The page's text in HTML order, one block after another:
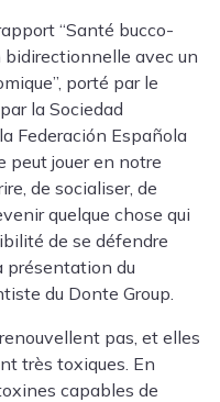
“Santé bucco-
avec un
porté par le
la Sociedad
Federación Española
peut jouer en notre
de socialiser, de
quelque chose qui
de se défendre
présentation du
du Donte Group.
pas, et elles
très toxiques. En
capables de